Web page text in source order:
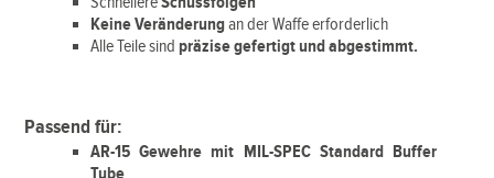
Keine Veränderungan der Waffe erforderlich
Alle Teile sind präzise gefertigt und abgestimmt.
Passend für:
AR-15 Gewehre mit MIL-SPEC Standard Buffer